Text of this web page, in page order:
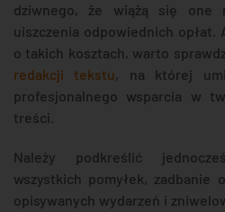
dziwnego, że wiążą się one
uiszczenia odpowiednich opłat.
o takich kosztach, warto
redakcji tekstu, na której
profesjonalnego wsparcia w
treści.
Należy podkreślić
wszystkich pomyłek, zadbanie
opisywanych wydarzeń i